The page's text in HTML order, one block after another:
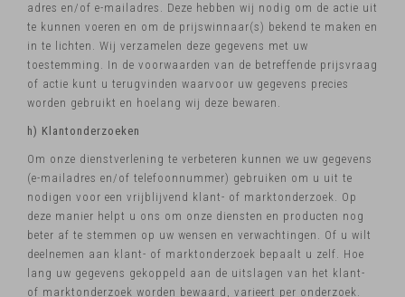
adres en/of e-mailadres. Deze hebben wij nodig om de actie uit
te kunnen voeren en om de prijswinnaar(s) bekend te maken en
in te lichten. Wij verzamelen deze gegevens met uw
toestemming. In de voorwaarden van de betreffende prijsvraag
of actie kunt u terugvinden waarvoor uw gegevens precies
worden gebruikt en hoelang wij deze bewaren.
h) Klantonderzoeken
Om onze dienstverlening te verbeteren kunnen we uw gegevens
(e-mailadres en/of telefoonnummer) gebruiken om u uit te
nodigen voor een vrijblijvend klant- of marktonderzoek. Op
deze manier helpt u ons om onze diensten en producten nog
beter af te stemmen op uw wensen en verwachtingen. Of u wilt
deelnemen aan klant- of marktonderzoek bepaalt u zelf. Hoe
lang uw gegevens gekoppeld aan de uitslagen van het klant-
of marktonderzoek worden bewaard, varieert per onderzoek.